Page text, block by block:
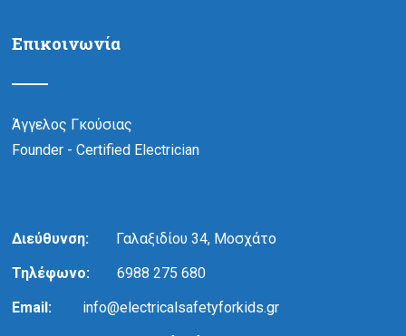
Επικοινωνία
Άγγελος Γκούσιας
Founder - Certified Electrician
Διεύθυνση:
Γαλαξιδίου 34, Μοσχάτο
Τηλέφωνο:
6988 275 680
Email:
info@electricalsafetyforkids.gr